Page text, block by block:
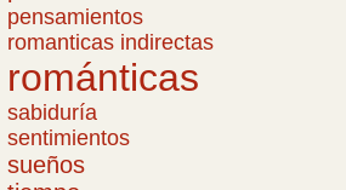
pensamientos
romanticas indirectas
románticas
sabiduría
sentimientos
sueños